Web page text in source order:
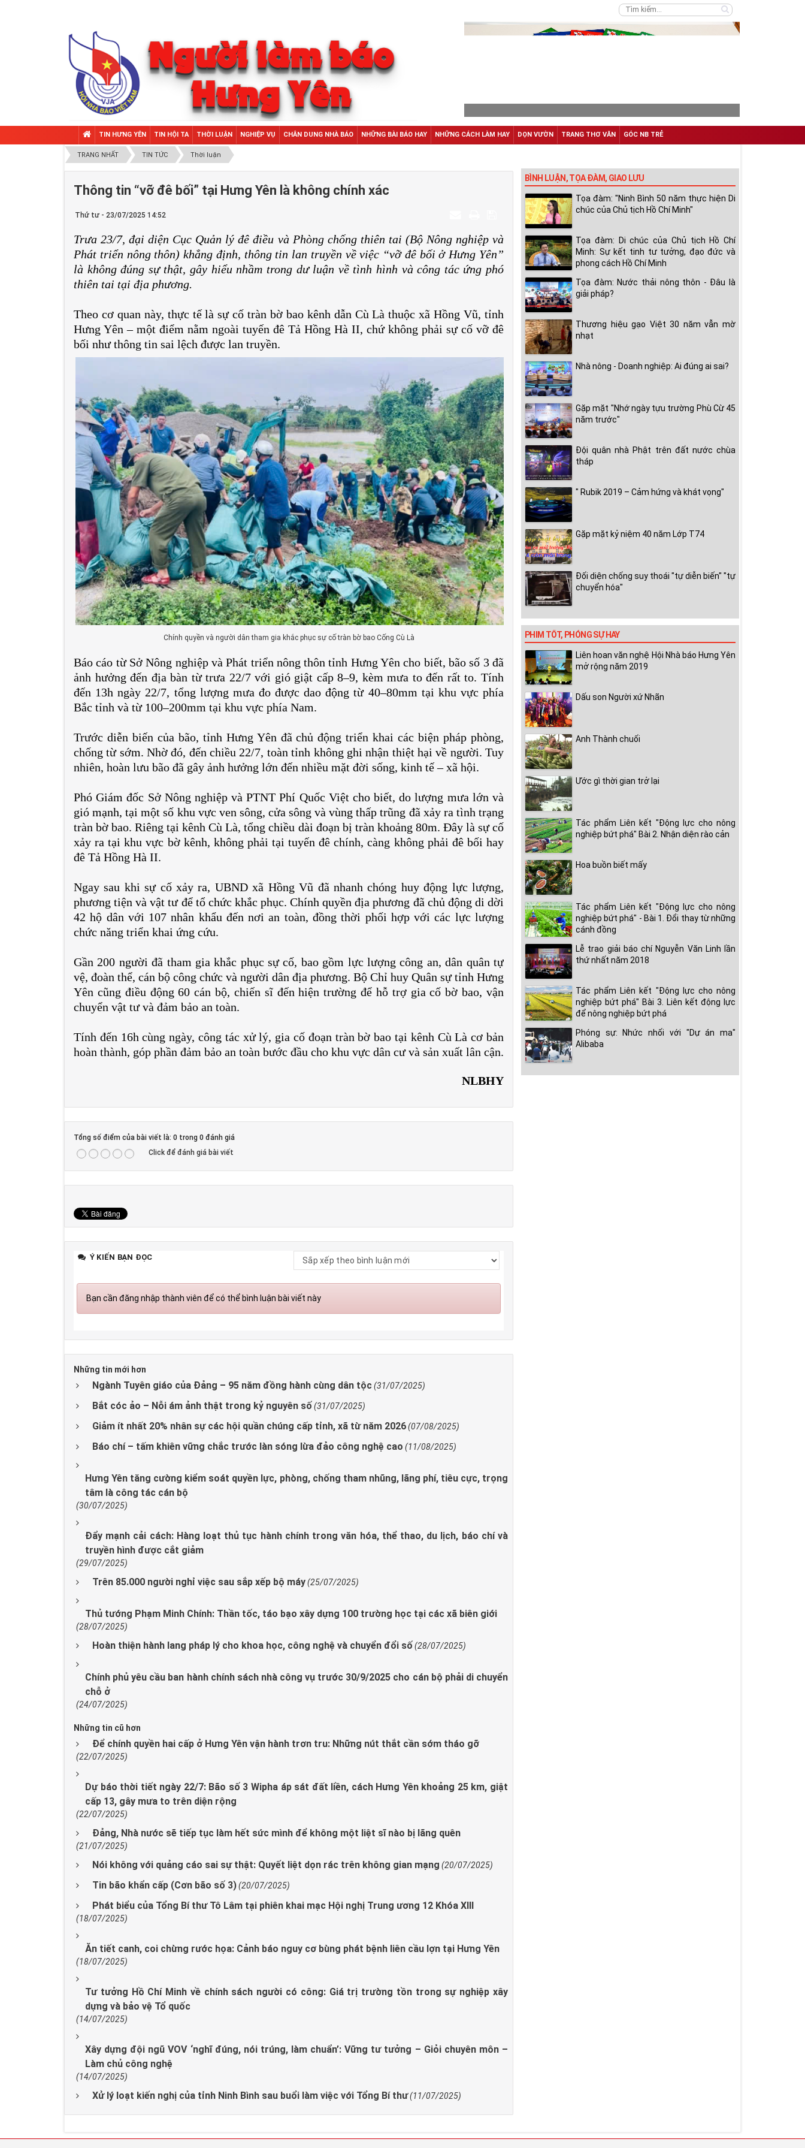
TIN HƯNG YÊN TIN HỘI TA THỜI LUẬN NGHIỆP VỤ CHÂN DUNG NHÀ BÁO NHỮNG BÀI BÁO HAY NHỮNG CÁCH LÀM HAY DỌN VƯỜN TRANG THƠ VĂN GÓC NB TRẺ
TRANG NHẤT TIN TỨC Thời luận
Thông tin “vỡ đê bối” tại Hưng Yên là không chính xác
Thứ tư - 23/07/2025 14:52
Trưa 23/7, đại diện Cục Quản lý đê điều và Phòng chống thiên tai (Bộ Nông nghiệp và
Phát triển nông thôn) khẳng định, thông tin lan truyền về việc “vỡ đê bối ở Hưng Yên”
là không đúng sự thật, gây hiểu nhầm trong dư luận về tình hình và công tác ứng phó
thiên tai tại địa phương.
Theo cơ quan này, thực tế là sự cố tràn bờ bao kênh dẫn Cù Là thuộc xã Hồng Vũ, tỉnh
Hưng Yên – một điểm nằm ngoài tuyến đê Tả Hồng Hà II, chứ không phải sự cố vỡ đê
bối như thông tin sai lệch được lan truyền.
Chính quyền và người dân tham gia khắc phục sự cố tràn bờ bao Cống Cù Là
Báo cáo từ Sở Nông nghiệp và Phát triển nông thôn tỉnh Hưng Yên cho biết, bão số 3 đã
ảnh hưởng đến địa bàn từ trưa 22/7 với gió giật cấp 8–9, kèm mưa to đến rất to. Tính
đến 13h ngày 22/7, tổng lượng mưa đo được dao động từ 40–80mm tại khu vực phía
Bắc tỉnh và từ 100–200mm tại khu vực phía Nam.
Trước diễn biến của bão, tỉnh Hưng Yên đã chủ động triển khai các biện pháp phòng,
chống từ sớm. Nhờ đó, đến chiều 22/7, toàn tỉnh không ghi nhận thiệt hại về người. Tuy
nhiên, hoàn lưu bão đã gây ảnh hưởng lớn đến nhiều mặt đời sống, kinh tế – xã hội.
Phó Giám đốc Sở Nông nghiệp và PTNT Phí Quốc Việt cho biết, do lượng mưa lớn và
gió mạnh, tại một số khu vực ven sông, cửa sông và vùng thấp trũng đã xảy ra tình trạng
tràn bờ bao. Riêng tại kênh Cù Là, tổng chiều dài đoạn bị tràn khoảng 80m. Đây là sự cố
xảy ra tại khu vực bờ kênh, không phải tại tuyến đê chính, càng không phải đê bối hay
đê Tả Hồng Hà II.
Ngay sau khi sự cố xảy ra, UBND xã Hồng Vũ đã nhanh chóng huy động lực lượng,
phương tiện và vật tư để tổ chức khắc phục. Chính quyền địa phương đã chủ động di dời
42 hộ dân với 107 nhân khẩu đến nơi an toàn, đồng thời phối hợp với các lực lượng
chức năng triển khai ứng cứu.
Gần 200 người đã tham gia khắc phục sự cố, bao gồm lực lượng công an, dân quân tự
vệ, đoàn thể, cán bộ công chức và người dân địa phương. Bộ Chỉ huy Quân sự tỉnh Hưng
Yên cũng điều động 60 cán bộ, chiến sĩ đến hiện trường để hỗ trợ gia cố bờ bao, vận
chuyển vật tư và đảm bảo an toàn.
Tính đến 16h cùng ngày, công tác xử lý, gia cố đoạn tràn bờ bao tại kênh Cù Là cơ bản
hoàn thành, góp phần đảm bảo an toàn bước đầu cho khu vực dân cư và sản xuất lân cận.
NLBHY
Tổng số điểm của bài viết là: 0 trong 0 đánh giá
Click để đánh giá bài viết
Ý KIẾN BẠN ĐỌC
Bạn cần đăng nhập thành viên để có thể bình luận bài viết này
Những tin mới hơn
Ngành Tuyên giáo của Đảng – 95 năm đồng hành cùng dân tộc (31/07/2025)
Bắt cóc ảo – Nỗi ám ảnh thật trong kỷ nguyên số(31/07/2025)
Giảm ít nhất 20% nhân sự các hội quần chúng cấp tỉnh, xã từ năm 2026(07/08/2025)
Báo chí – tấm khiên vững chắc trước làn sóng lừa đảo công nghệ cao (11/08/2025)
Hưng Yên tăng cường kiểm soát quyền lực, phòng, chống tham nhũng, lãng phí, tiêu cực, trọng
tâm là công tác cán bộ
(30/07/2025)
Đẩy mạnh cải cách: Hàng loạt thủ tục hành chính trong văn hóa, thể thao, du lịch, báo chí và
truyền hình được cắt giảm
(29/07/2025)
Trên 85.000 người nghỉ việc sau sắp xếp bộ máy(25/07/2025)
Thủ tướng Phạm Minh Chính: Thần tốc, táo bạo xây dựng 100 trường học tại các xã biên giới
(28/07/2025)
Hoàn thiện hành lang pháp lý cho khoa học, công nghệ và chuyển đổi số(28/07/2025)
Chính phủ yêu cầu ban hành chính sách nhà công vụ trước 30/9/2025 cho cán bộ phải di chuyển
chỗ ở
(24/07/2025)
Những tin cũ hơn
Để chính quyền hai cấp ở Hưng Yên vận hành trơn tru: Những nút thắt cần sớm tháo gỡ
(22/07/2025)
Dự báo thời tiết ngày 22/7: Bão số 3 Wipha áp sát đất liền, cách Hưng Yên khoảng 25 km, giật
cấp 13, gây mưa to trên diện rộng
(22/07/2025)
Đảng, Nhà nước sẽ tiếp tục làm hết sức mình để không một liệt sĩ nào bị lãng quên
(21/07/2025)
Nói không với quảng cáo sai sự thật: Quyết liệt dọn rác trên không gian mạng (20/07/2025)
Tin bão khẩn cấp (Cơn bão số 3)(20/07/2025)
Phát biểu của Tổng Bí thư Tô Lâm tại phiên khai mạc Hội nghị Trung ương 12 Khóa XIII
(18/07/2025)
Ăn tiết canh, coi chừng rước họa: Cảnh báo nguy cơ bùng phát bệnh liên cầu lợn tại Hưng Yên
(18/07/2025)
Tư tưởng Hồ Chí Minh về chính sách người có công: Giá trị trường tồn trong sự nghiệp xây
dựng và bảo vệ Tổ quốc
(14/07/2025)
Xây dựng đội ngũ VOV ‘nghĩ đúng, nói trúng, làm chuẩn’: Vững tư tưởng – Giỏi chuyên môn –
Làm chủ công nghệ
(14/07/2025)
Xử lý loạt kiến nghị của tỉnh Ninh Bình sau buổi làm việc với Tổng Bí thư(11/07/2025)
BÌNH LUẬN, TỌA ĐÀM, GIAO LƯU
Tọa đàm: "Ninh Bình 50 năm thực hiện Di
chúc của Chủ tịch Hồ Chí Minh"
Tọa đàm: Di chúc của Chủ tịch Hồ Chí
Minh: Sự kết tinh tư tưởng, đạo đức và
phong cách Hồ Chí Minh
Tọa đàm: Nước thải nông thôn - Đâu là
giải pháp?
Thương hiệu gạo Việt 30 năm vẫn mờ
nhạt
Nhà nông - Doanh nghiệp: Ai đúng ai sai?
Gặp mặt "Nhớ ngày tựu trường Phù Cừ 45
năm trước"
Đội quân nhà Phật trên đất nước chùa
tháp
" Rubik 2019 – Cảm hứng và khát vọng"
Gặp mặt kỷ niệm 40 năm Lớp T74
Đối diện chống suy thoái "tự diễn biến" "tự
chuyển hóa"
PHIM TỐT, PHÓNG SỰ HAY
Liên hoan văn nghệ Hội Nhà báo Hưng Yên
mở rộng năm 2019
Dấu son Người xứ Nhãn
Anh Thành chuối
Ước gì thời gian trở lại
Tác phẩm Liên kết "Động lực cho nông
nghiệp bứt phá" Bài 2. Nhận diện rào cản
Hoa buồn biết mấy
Tác phẩm Liên kết "Động lực cho nông
nghiệp bứt phá" - Bài 1. Đổi thay từ những
cánh đồng
Lễ trao giải báo chí Nguyễn Văn Linh lần
thứ nhất năm 2018
Tác phẩm Liên kết "Động lực cho nông
nghiệp bứt phá" Bài 3. Liên kết động lực
để nông nghiệp bứt phá
Phóng sự: Nhức nhối với "Dự án ma"
Alibaba